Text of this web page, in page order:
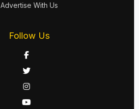
Advertise With Us
Follow Us